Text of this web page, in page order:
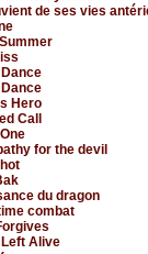
de ses vies
Hero
Call
for the devil
du dragon
combat
Alive